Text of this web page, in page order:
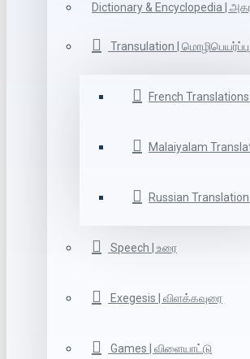
Dictionary & Encyclopedia |
Transulation | மொழிபெயர்ப்பு
French
Malaiyalam
Russian
Speech | உரை
Exegesis | விளக்கவுரை
Games | விளையாட்டு